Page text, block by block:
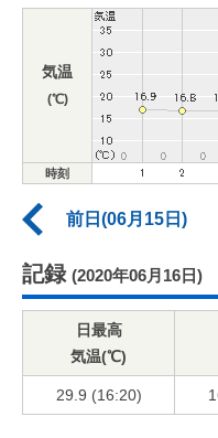
気温
(℃)
時刻
前日(06月15日)
記録 (2020年06月16日)
日最高
気温(℃)
29.9 (16:20)